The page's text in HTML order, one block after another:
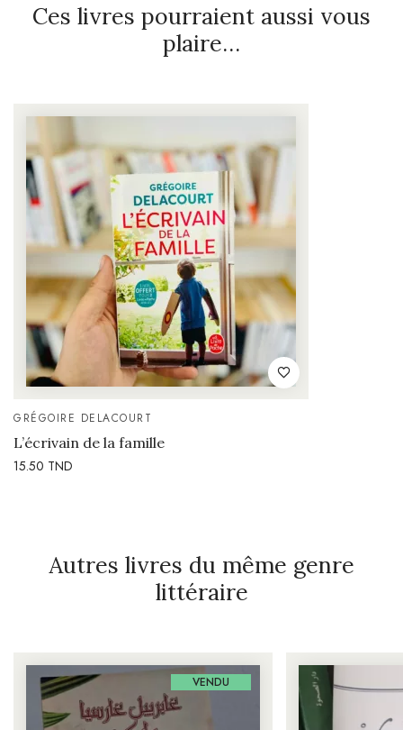
Ces livres pourraient aussi vous
plaire…
GRÉGOIRE DELACOURT
L’écrivain de la famille
15.50 TND
Autres livres du même genre
littéraire
VENDU